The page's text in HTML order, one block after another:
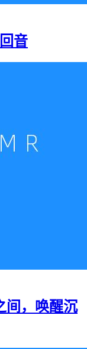
音
间，唤醒沉